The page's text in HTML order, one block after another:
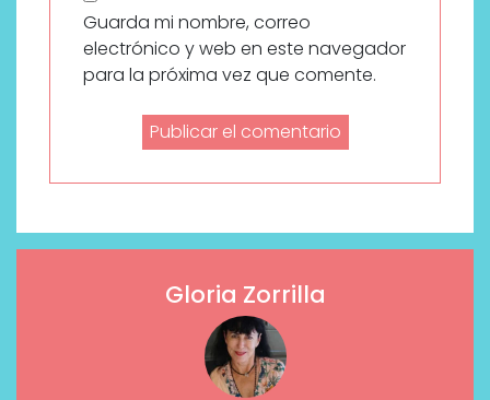
Guarda mi nombre, correo
electrónico y web en este navegador
para la próxima vez que comente.
Gloria Zorrilla